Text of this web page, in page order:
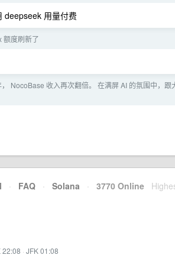
deepseek 用量付费
额度刷新了
， NocoBase 收入再次翻倍。 在满屏 AI 的氛围中，跟
· FAQ · Solana · 3770 Online
22:08 · JFK 01:08